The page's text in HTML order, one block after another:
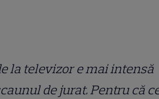
la televizor e mai intensă
de jurat. Pentru că